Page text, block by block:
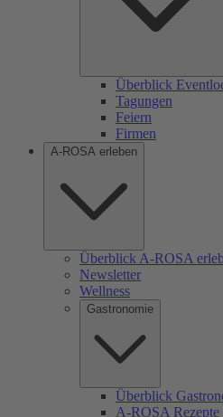
Überblick
Tagungen
Feiern
Firmen
A-ROSA erleben
Überblick A-ROSA
Newsletter
Wellness
Gastronomie
Überblick
A-ROSA Rezepte